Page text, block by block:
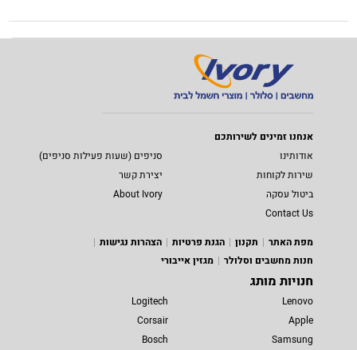
אנחנו זמינים לשירותכם
אודותינו
סניפים (שעות פעילות סניפים)
שירות לקוחות
יצירת קשר
ביטול עסקה
About Ivory
Contact Us
מפת האתר
תקנון הגנת פרטיות
הצהרות נגישות
חנות מחשבים וסלולר
מגזין אייבורי
חנויות מותג
Lenovo
Apple
Samsung
Logitech
Corsair
Bosch